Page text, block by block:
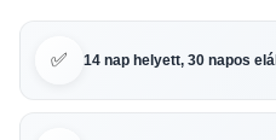
✅ 14 nap helyett, 30 napos